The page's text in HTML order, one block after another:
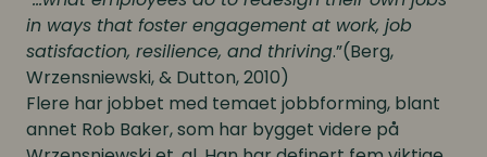
in ways that foster engagement at work, job
satisfaction, resilience, and thriving.”(Berg,
Wrzensniewski, & Dutton, 2010)
Flere har jobbet med temaet jobbforming, blant
annet Rob Baker, som har bygget videre på